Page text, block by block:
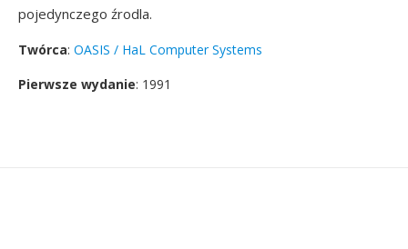
pojedynczego źrodla.
Twórca: OASIS / HaL Computer Systems
Pierwsze wydanie: 1991